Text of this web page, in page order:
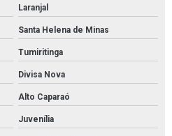
Laranjal
Santa Helena de Minas
Tumiritinga
Divisa Nova
Alto Caparaó
Juvenília